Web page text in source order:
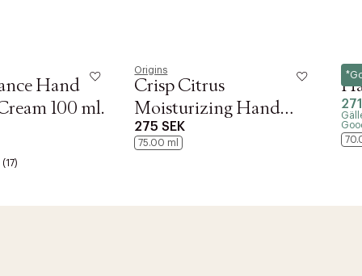
Hand
100 ml.
(17)
Origins
Crisp Citrus
Moisturizing Hand
Cream
275 SEK
75.00 ml
L:a